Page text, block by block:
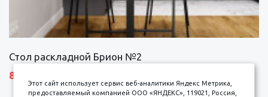
Стол раскладной Брион №2
8690 р.
Этот сайт использует сервис веб-аналитики Яндекс Метрика,
предоставляемый компанией ООО «ЯНДЕКС», 119021, Россия,